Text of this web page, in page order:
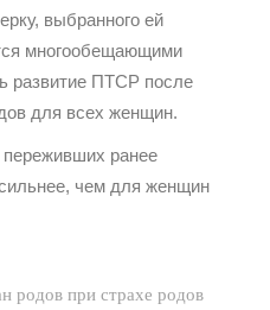
выбранного ей
многообещающими
развитие ПТСР после
для всех женщин.
ранее
чем для женщин
родов при страхе родов